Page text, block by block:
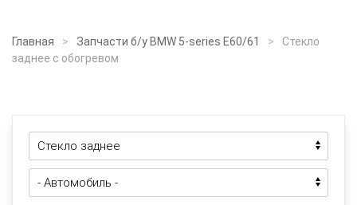
Главная Запчасти б/у BMW 5-series E60/61
Стекло
заднее с обогревом